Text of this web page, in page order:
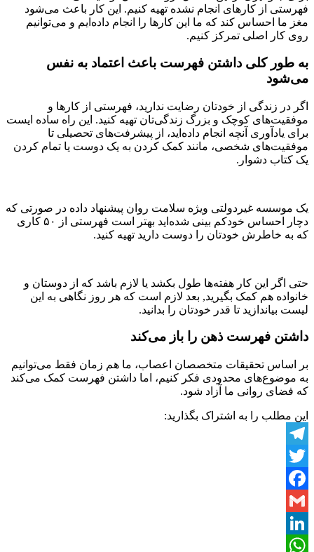
فهرستی از کارهای انجام نشده تهیه کنیم. این کار باعث می‌شود
مغز ما احساس کند که ما این کارها را انجام داده‌ایم و می‌توانیم
روی کار اصلی تمرکز کنیم.
به طور کلی داشتن فهرست باعث اعتماد به نفس
می‌شود
اگر در زندگی از خودتان رضایت ندارید، فهرستی از کارها و
موفقیت‌های کوچک و بزرگ زندگی‌تان تهیه کنید. این راه ساده ایست
برای یادآوری آنچه انجام داده‌اید، از پیشرفت‌های تحصیلی تا
موفقیت‌های شخصی، مانند کمک کردن به یک دوست یا تمام کردن
یک کتاب دشوار.
یک موسسه غیردولتی ویژه سلامت روان پیشنهاد داده در صورتی که
دچار احساس خودکم بینی شده‌اید بهتر است فهرستی از ۵۰ کاری
که به خاطرش خودتان را دوست دارید تهیه کنید.
حتی اگر این کار هفته‌ها طول بکشد یا لازم باشد که از دوستان و
خانواده هم کمک بگیرید, بعد لازم است که هر روز نگاهی به این
لیست بیاندازید تا قدر خودتان را بدانید.
داشتن فهرست ذهن را باز می‌کند
بر اساس تحقیقات متخصصان اعصاب، ما هم زمان فقط می‌توانیم
به موضوع‌های محدودی فکر کنیم، اما داشتن فهرست کمک می‌کند
که فضای روانی ما آزاد شود.
این مطلب را به اشتراک بگذارید:
Telegram
Twitter
Facebook
Gmail
LinkedIn